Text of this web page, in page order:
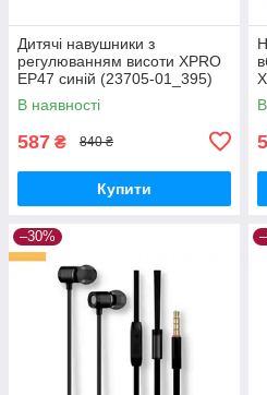
Дитячі навушники з
регулюванням висоти XPRO
EP47 синій (23705-01_395)
В наявності
587 ₴ 840 ₴
Купити
–30%